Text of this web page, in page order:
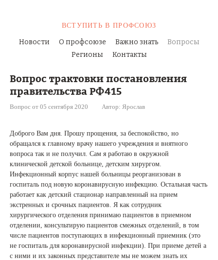
ВСТУПИТЬ В ПРОФСОЮЗ
Новости О профсоюзе Важно знать
Вопросы
Регионы
Контакты
Вопрос трактовки постановления
правительства РФ415
Вопрос от 05 сентября 2020 Автор: Ярослав
Доброго Вам дня. Прошу прощения, за беспокойство, но
обращался к главному врачу нашего учреждения и внятного
вопроса так и не получил. Сам я работаю в окружной
клинической детской больнице, детским хирургом.
Инфекционный корпус нашей больницы реорганизован в
госпиталь под новую коронавирусную инфекцию. Остальная часть
работает как детский стационар направленный на прием
экстренных и срочных пациентов. Я как сотрудник
хирургического отделения принимаю пациентов в приемном
отделении, консультирую пациентов смежных отделений, в том
числе пациентов поступающих в инфекционный приемник (это
не госпиталь для коронавирусной инфекции). При приеме детей а
с ними и их законных представителе мы не можем знать их